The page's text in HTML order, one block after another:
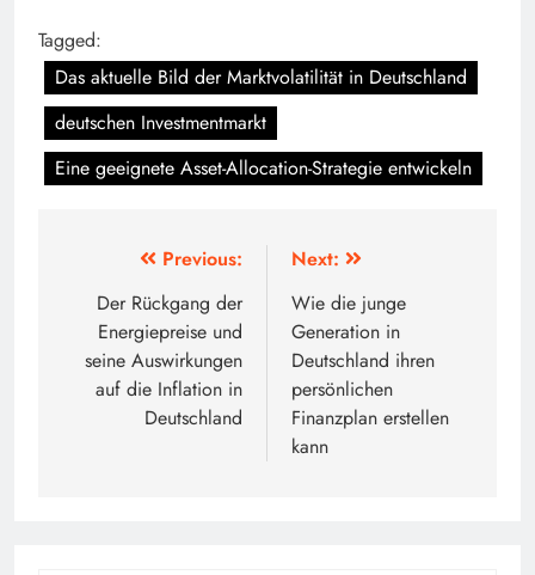
Tagged:
Das aktuelle Bild der Marktvolatilität in Deutschland
deutschen Investmentmarkt
Eine geeignete Asset-Allocation-Strategie entwickeln
Beitragsnavigation
Previous:
Der Rückgang der
Energiepreise und
seine Auswirkungen
auf die Inflation in
Deutschland
Next:
Wie die junge
Generation in
Deutschland ihren
persönlichen
Finanzplan erstellen
kann